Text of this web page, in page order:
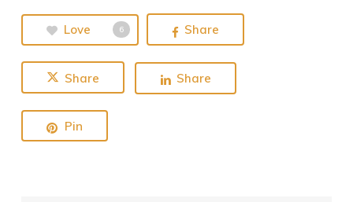
Love 6 Share
Share Share
Pin